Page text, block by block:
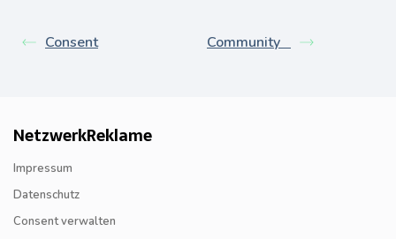
Consent Community
NetzwerkReklame
Impressum
Datenschutz
Consent verwalten